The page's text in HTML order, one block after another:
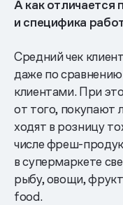
А как отличается
и специфика
Средний чек
даже по
клиентами. При
от того, покупают
ходят в розницу
числе фреш-
в супермаркете
рыбу, овощи,
food.